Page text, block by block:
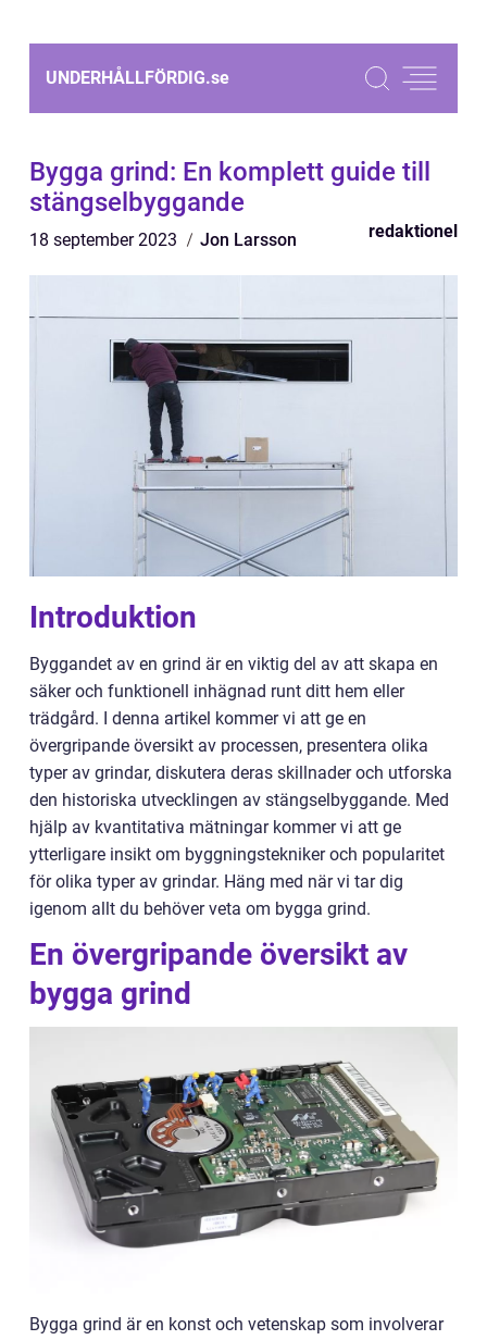
UNDERHÅLLFÖRDIG.se
Bygga grind: En komplett guide till
stängselbyggande
18 september 2023 Jon Larsson redaktionel
Introduktion
Byggandet av en grind är en viktig del av att skapa en
säker och funktionell inhägnad runt ditt hem eller
trädgård. I denna artikel kommer vi att ge en
övergripande översikt av processen, presentera olika
typer av grindar, diskutera deras skillnader och utforska
den historiska utvecklingen av stängselbyggande. Med
hjälp av kvantitativa mätningar kommer vi att ge
ytterligare insikt om byggningstekniker och popularitet
för olika typer av grindar. Häng med när vi tar dig
igenom allt du behöver veta om bygga grind.
En övergripande översikt av
bygga grind
Bygga grind är en konst och vetenskap som involverar